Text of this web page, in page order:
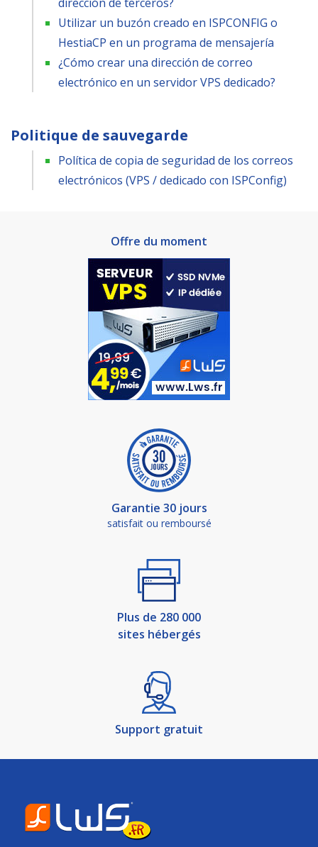
Utilizar un buzón creado en ISPCONFIG o
HestiaCP en un programa de mensajería
¿Cómo crear una dirección de correo
electrónico en un servidor VPS dedicado?
Politique de sauvegarde
Política de copia de seguridad de los correos
electrónicos (VPS / dedicado con ISPConfig)
Offre du moment
Garantie 30 jours
satisfait ou remboursé
Plus de 280 000
sites hébergés
Support gratuit